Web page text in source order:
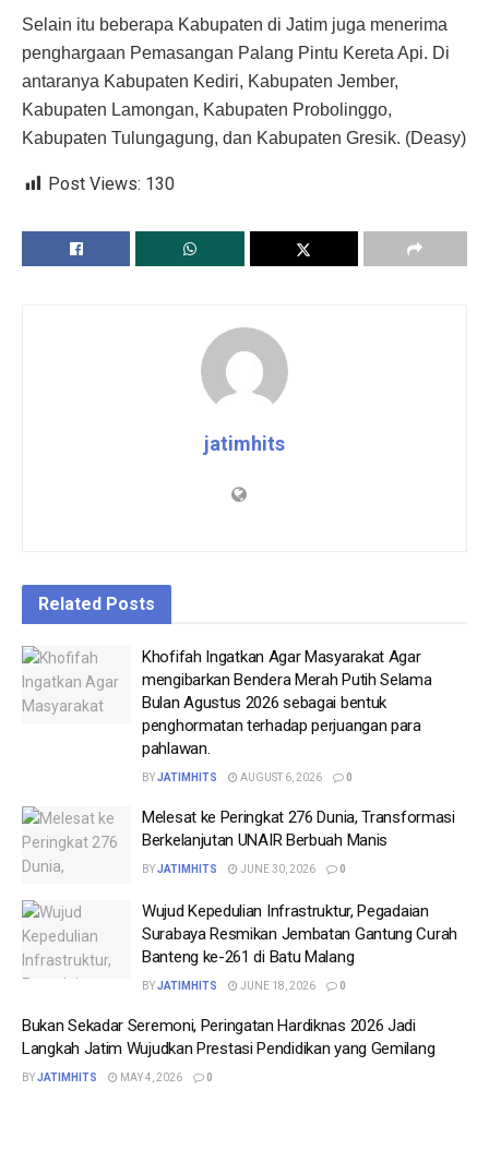
Selain itu beberapa Kabupaten di Jatim juga menerima
penghargaan Pemasangan Palang Pintu Kereta Api. Di
antaranya Kabupaten Kediri, Kabupaten Jember,
Kabupaten Lamongan, Kabupaten Probolinggo,
Kabupaten Tulungagung, dan Kabupaten Gresik. (Deasy)
Post Views: 130
jatimhits
Related Posts
Khofifah Ingatkan Agar Masyarakat Agar
mengibarkan Bendera Merah Putih Selama
Bulan Agustus 2026 sebagai bentuk
penghormatan terhadap perjuangan para
pahlawan.
BYJATIMHITS AUGUST 6, 2026 0
Melesat ke Peringkat 276 Dunia, Transformasi
Berkelanjutan UNAIR Berbuah Manis
BYJATIMHITS JUNE 30, 2026 0
Wujud Kepedulian Infrastruktur, Pegadaian
Surabaya Resmikan Jembatan Gantung Curah
Banteng ke-261 di Batu Malang
BYJATIMHITS JUNE 18, 2026 0
Bukan Sekadar Seremoni, Peringatan Hardiknas 2026 Jadi
Langkah Jatim Wujudkan Prestasi Pendidikan yang Gemilang
BYJATIMHITS MAY 4, 2026 0